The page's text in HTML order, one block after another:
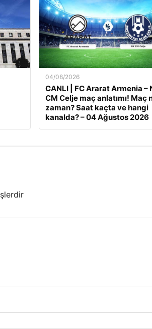
04/08/2026
CANLI | FC Ararat Armenia –
CM Celje maç anlatımı! Maç
zaman? Saat kaçta ve hangi
kanalda? – 04 Ağustos 2026